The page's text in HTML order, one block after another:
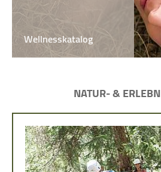
Wellnesskatalog
NATUR- &